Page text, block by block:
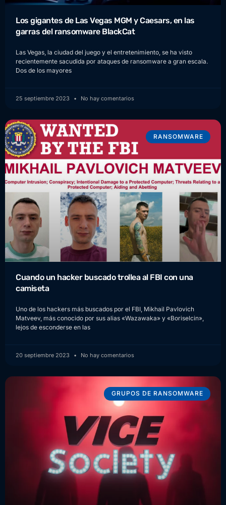
Los gigantes de Las Vegas MGM y Caesars, en las
garras del ransomware BlackCat
Las Vegas, la ciudad del juego y el entretenimiento, se ha visto
recientemente sacudida por ataques de ransomware a gran escala.
Dos de los mayores
25 septiembre 2023 No hay comentarios
RANSOMWARE
Cuando un hacker buscado trollea al FBI con una
camiseta
Uno de los hackers más buscados por el FBI, Mikhail Pavlovich
Matveev, más conocido por sus alias «Wazawaka» y «Boriselcin»,
lejos de esconderse en las
20 septiembre 2023 No hay comentarios
GRUPOS DE RANSOMWARE